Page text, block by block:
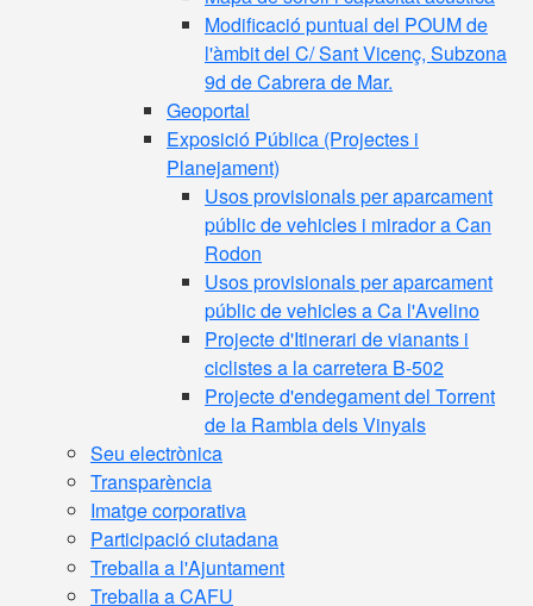
Modificació puntual del POUM de
l'àmbit del C/ Sant Vicenç, Subzona
9d de Cabrera de Mar.
Geoportal
Exposició Pública (Projectes i
Planejament)
Usos provisionals per aparcament
públic de vehicles i mirador a Can
Rodon
Usos provisionals per aparcament
públic de vehicles a Ca l'Avelino
Projecte d'Itinerari de vianants i
ciclistes a la carretera B-502
Projecte d'endegament del Torrent
de la Rambla dels Vinyals
Seu electrònica
Transparència
Imatge corporativa
Participació ciutadana
Treballa a l'Ajuntament
Treballa a CAFU